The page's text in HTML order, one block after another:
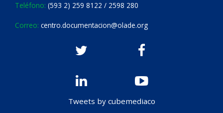
Teléfono: (593 2) 259 8122 / 2598 280
Correo: centro.documentacion@olade.org
Tweets by cubemediaco